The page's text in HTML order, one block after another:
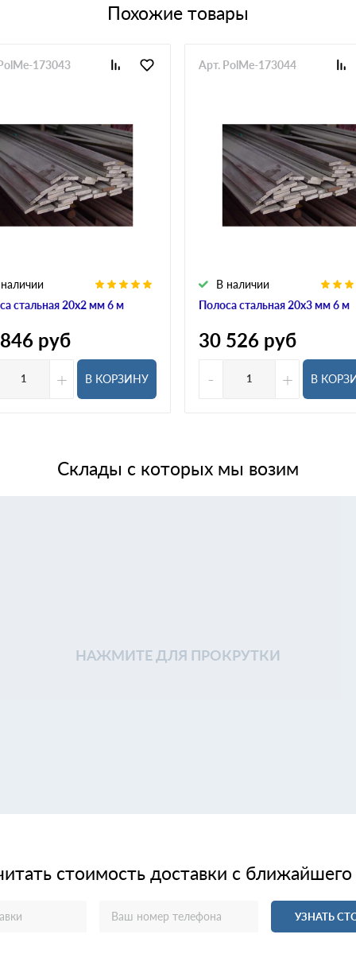
Похожие товары
стальная 20х2 мм 6 м
173043
руб
+
В КОРЗИНУ
Полоса стальная 20х3 мм 6 м
В наличии
Арт. PolMe-173044
30 526 руб
-
+ В
Склады с которых мы возим
НАЖМИТЕ ДЛЯ ПРОКРУТКИ
стоимость доставки с ближайшего
УЗНАТЬ